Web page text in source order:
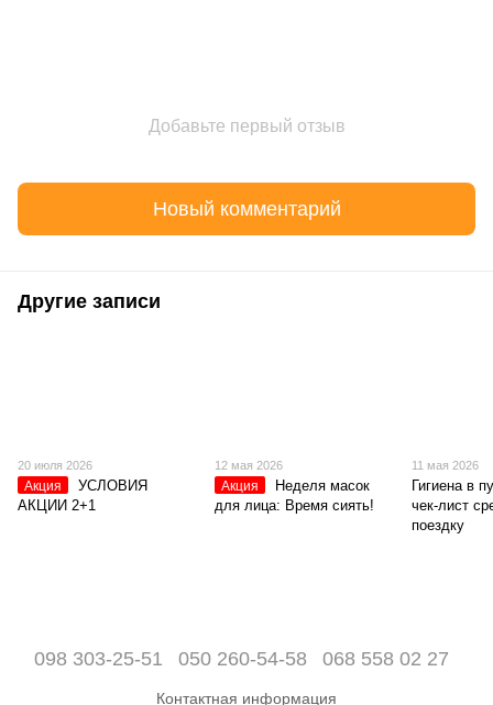
Добавьте первый отзыв
Новый комментарий
Другие записи
20 июля 2026
Акция
УСЛОВИЯ
АКЦИИ 2+1
12 мая 2026
Акция
Неделя масок
для лица: Время сиять!
11 мая 2026
Гигиена в
чек-лист
поездку
098 303-25-51 050 260-54-58 068 558 02 27
Контактная информация